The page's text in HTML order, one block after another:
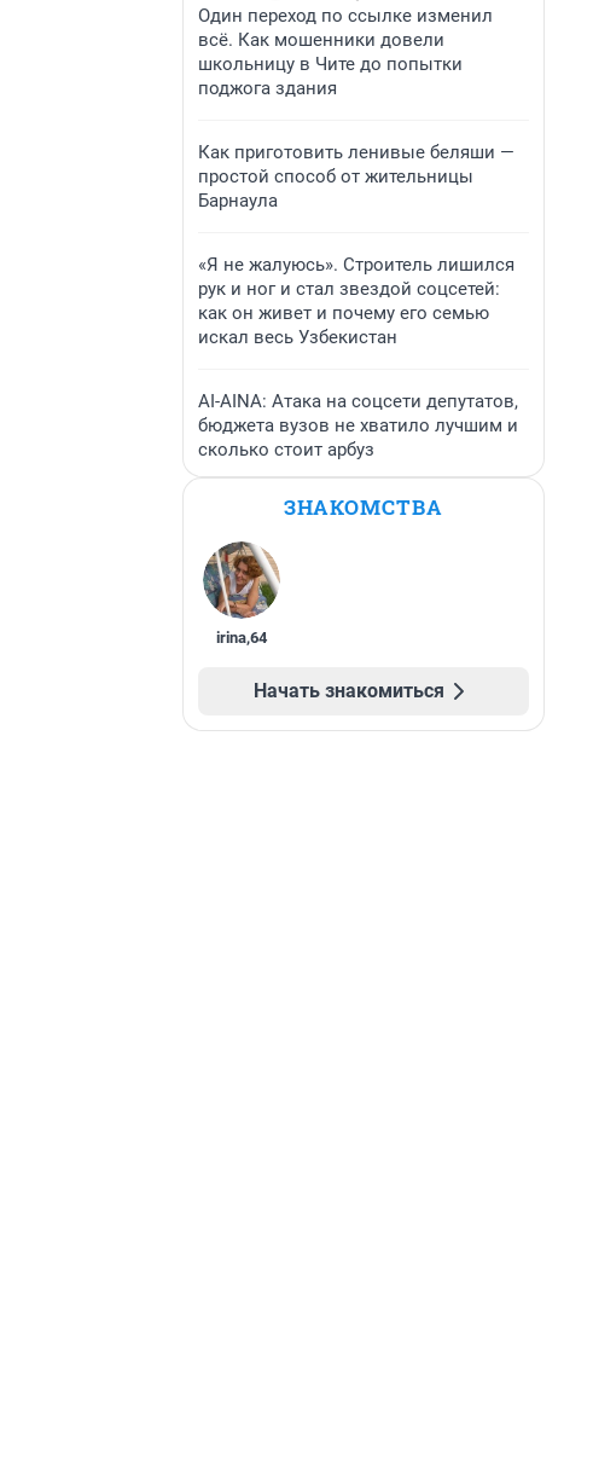
Один переход по ссылке изменил
всё. Как мошенники довели
школьницу в Чите до попытки
поджога здания
Как приготовить ленивые беляши —
простой способ от жительницы
Барнаула
«Я не жалуюсь». Строитель лишился
рук и ног и стал звездой соцсетей:
как он живет и почему его семью
искал весь Узбекистан
AI-AINA: Атака на соцсети депутатов,
бюджета вузов не хватило лучшим и
сколько стоит арбуз
ЗНАКОМСТВА
irina,64
Начать знакомиться